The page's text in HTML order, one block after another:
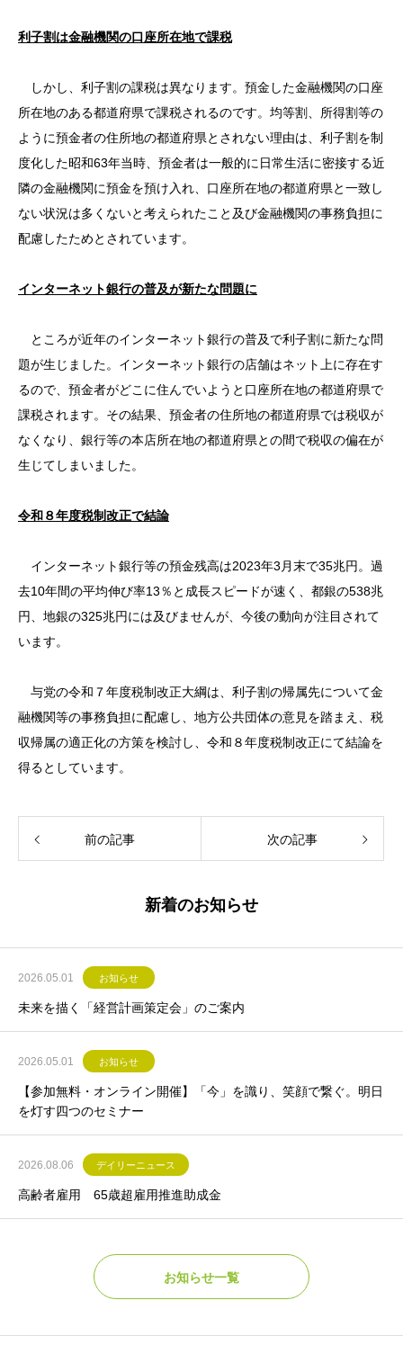
利子割は金融機関の口座所在地で課税
しかし、利子割の課税は異なります。預金した金融機関の口座
所在地のある都道府県で課税されるのです。均等割、所得割等の
ように預金者の住所地の都道府県とされない理由は、利子割を制
度化した昭和63年当時、預金者は一般的に日常生活に密接する近
隣の金融機関に預金を預け入れ、口座所在地の都道府県と一致し
ない状況は多くないと考えられたこと及び金融機関の事務負担に
配慮したためとされています。
インターネット銀行の普及が新たな問題に
ところが近年のインターネット銀行の普及で利子割に新たな問
題が生じました。インターネット銀行の店舗はネット上に存在す
るので、預金者がどこに住んでいようと口座所在地の都道府県で
課税されます。その結果、預金者の住所地の都道府県では税収が
なくなり、銀行等の本店所在地の都道府県との間で税収の偏在が
生じてしまいました。
令和８年度税制改正で結論
インターネット銀行等の預金残高は2023年3月末で35兆円。過
去10年間の平均伸び率13％と成長スピードが速く、都銀の538兆
円、地銀の325兆円には及びませんが、今後の動向が注目されて
います。
与党の令和７年度税制改正大綱は、利子割の帰属先について金
融機関等の事務負担に配慮し、地方公共団体の意見を踏まえ、税
収帰属の適正化の方策を検討し、令和８年度税制改正にて結論を
得るとしています。
前の記事 次の記事
新着のお知らせ
2026.05.01 お知らせ
未来を描く「経営計画策定会」のご案内
2026.05.01 お知らせ
【参加無料・オンライン開催】「今」を識り、笑顔で繋ぐ。明日
を灯す四つのセミナー
2026.08.06 デイリーニュース
高齢者雇用 65歳超雇用推進助成金
お知らせ一覧